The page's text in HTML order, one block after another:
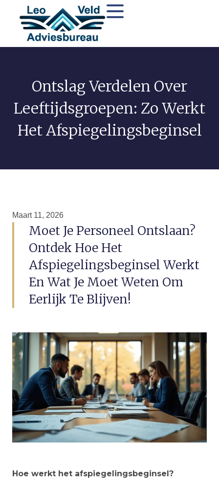
Ontslag Verdelen Over
Leeftijdsgroepen: Zo Werkt
Het Afspiegelingsbeginsel
Maart 11, 2026
Moet Je Personeel Ontslaan?
Ontdek Hoe Het
Afspiegelingsbeginsel Werkt
En Wat Je Moet Weten Om
Eerlijk Te Blijven!
Hoe werkt het afspiegelingsbeginsel?